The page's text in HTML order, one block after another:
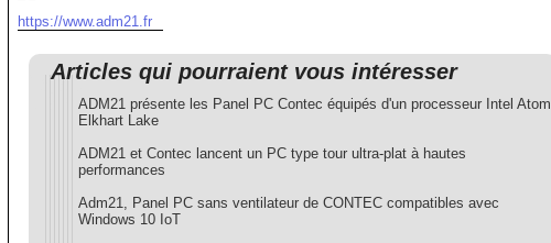
https://www.adm21.fr
Articles qui pourraient vous intéresser
ADM21 présente les Panel PC Contec équipés d'un processeur Intel Atom
Elkhart Lake
ADM21 et Contec lancent un PC type tour ultra-plat à hautes
performances
Adm21, Panel PC sans ventilateur de CONTEC compatibles avec
Windows 10 IoT